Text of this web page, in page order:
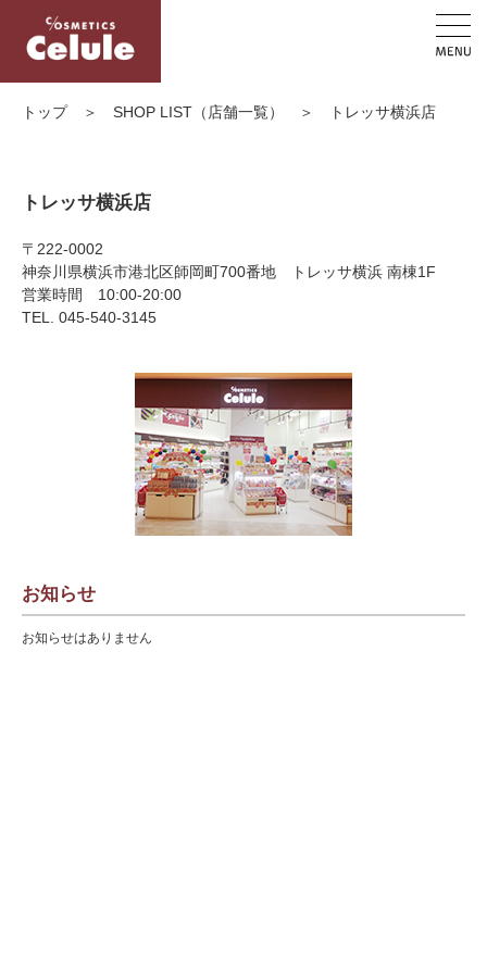
トップ＞ SHOP LIST（店舗一覧） ＞ トレッサ横浜店
トレッサ横浜店
〒222-0002
神奈川県横浜市港北区師岡町700番地 トレッサ横浜 南棟1F
営業時間 10:00-20:00
TEL. 045-540-3145
お知らせ
お知らせはありません